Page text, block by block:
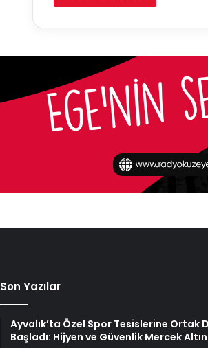
Son Yazılar
Ayvalık’ta Özel Spor Tesislerine Ortak
Başladı: Hijyen ve Güvenlik Mercek